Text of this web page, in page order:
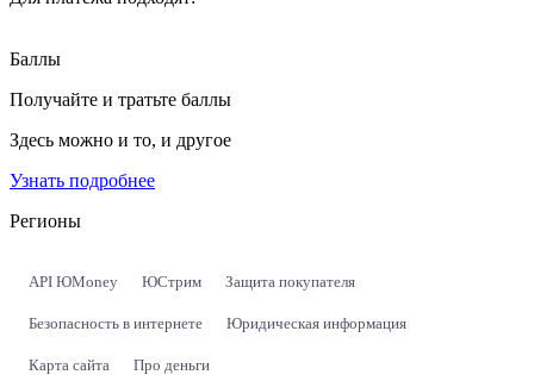
Баллы
Получайте и тратьте баллы
Здесь можно и то, и другое
Узнать подробнее
Регионы
API ЮMoney ЮСтрим Защита покупателя
Безопасность в интернете Юридическая информация
Карта сайта Про деньги